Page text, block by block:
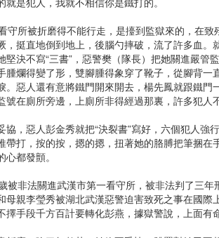
守所被折磨得不能行走，是擡到監獄來的，在
，挺直地倒到地上，後腦勺摔破，流了許多血。
決不寫“三書”，惡警樊（隊長）把她關進嚴管
腫爛得變了形，雙腳腫得象穿了靴子，從腳背一
。惡人還有意將鐵門開來開去，楊先鳳就跟鐵門
在廁所旁邊，上廁所非得經過那裏，許多犯人
，惡人彭金秀就把“決裂書”寫好，六個犯人強
帶打，按的按，摁的摁，扭著她的胳膊把筆捆在
都發顫。
被非法關進武漢市第一看守所，被非法判了三
母親李瑩秀被湖北武漢惡警迫害致死之事在國際
手段千方百計要轉化彭燕，據獄警說，上面有